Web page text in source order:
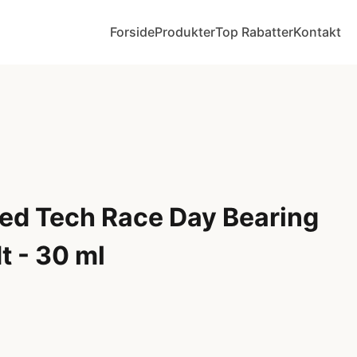
ForsideProdukterTop RabatterKontakt
Tech Race Day Bearing
- 30 ml